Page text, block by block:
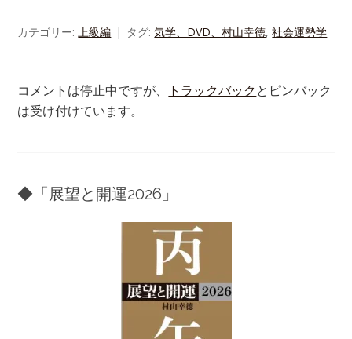
カテゴリー:上級編 タグ:気学、DVD、村山幸徳,社会運勢学
コメントは停止中ですが、 トラックバックとピンバック
は受け付けています。
◆「展望と開運2026」